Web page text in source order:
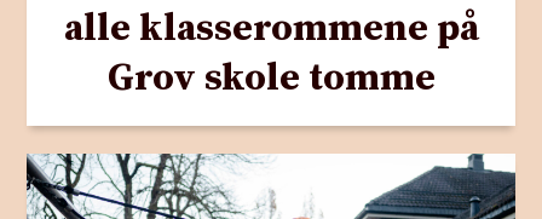
alle klasserommene på
Grov skole tomme